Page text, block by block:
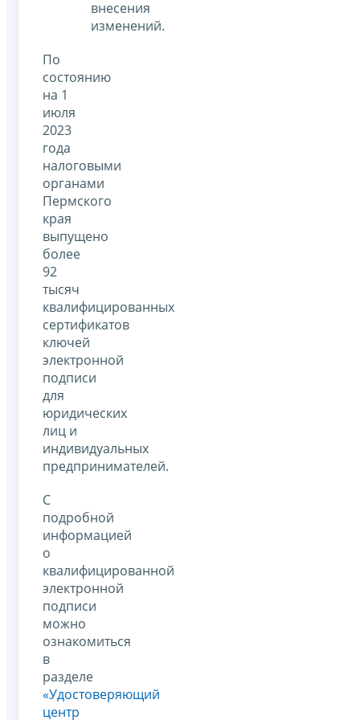
внесения
изменений.
По
состоянию
на 1
июля
2023
года
налоговыми
органами
Пермского
края
выпущено
более
92
тысяч
квалифицированных
сертификатов
ключей
электронной
подписи
для
юридических
лиц и
индивидуальных
предпринимателей.
С
подробной
информацией
о
квалифицированной
электронной
подписи
можно
ознакомиться
в
разделе
«Удостоверяющий
центр